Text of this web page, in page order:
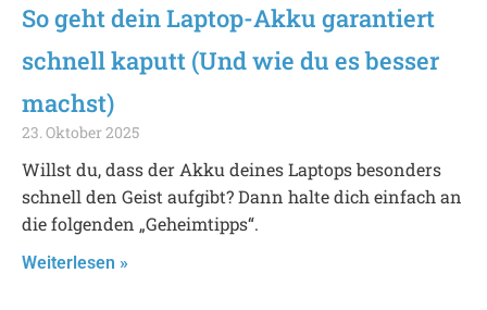
So geht dein Laptop-Akku garantiert
schnell kaputt (Und wie du es besser
machst)
23. Oktober 2025
Willst du, dass der Akku deines Laptops besonders
schnell den Geist aufgibt? Dann halte dich einfach an
die folgenden „Geheimtipps“.
Weiterlesen »